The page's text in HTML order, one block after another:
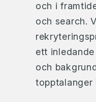
och i
och search.
ett
och
topptalanger